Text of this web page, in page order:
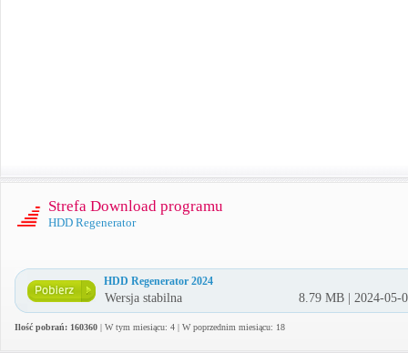
Strefa Download programu
HDD Regenerator
HDD Regenerator 2024
Wersja stabilna 8.79 MB | 2024-05-
Ilość pobrań: 160360 | W tym miesiącu: 4 | W poprzednim miesiącu: 18